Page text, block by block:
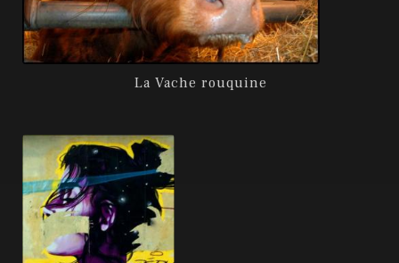
La Vache rouquine